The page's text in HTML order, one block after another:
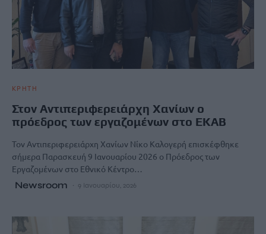
ΚΡΗΤΗ
Στον Αντιπεριφερειάρχη Χανίων ο
πρόεδρος των εργαζομένων στο ΕΚΑΒ
Τον Αντιπεριφερειάρχη Χανίων Νίκο Καλογερή επισκέφθηκε
σήμερα Παρασκευή 9 Ιανουαρίου 2026 ο Πρόεδρος των
Εργαζομένων στο Εθνικό Κέντρο…
Newsroom 9 Ιανουαρίου, 2026